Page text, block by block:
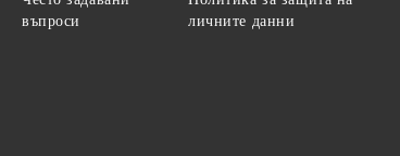
въпроси
личните данни